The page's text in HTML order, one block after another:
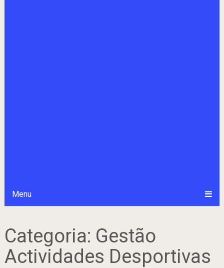
Menu
Categoria: Gestão
Actividades Desportivas